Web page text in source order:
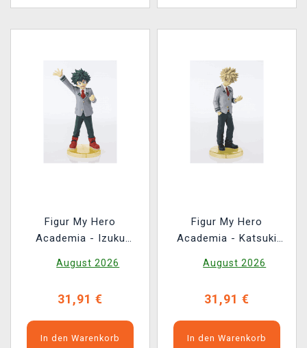
Figur My Hero
Academia - Izuku
Nations)
August 2026
31,91 €
In den Warenkorb
Figur My Hero
Academia - Katsuki
Nations)
August 2026
31,91 €
In den Warenkorb